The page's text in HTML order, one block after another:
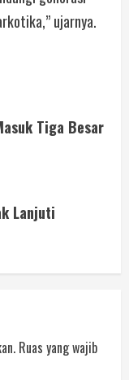
ujarnya.
Tiga Besar
Lanjuti
Ruas yang wajib